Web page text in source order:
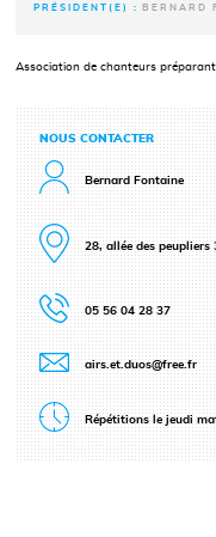
PRÉSIDENT(E) : BERNARD
Association de chanteurs
NOUS CONTACTER
Bernard Fontaine
28, allée des peupliers
05 56 04 28 37
airs.et.duos@free.fr
Répétitions le jeudi